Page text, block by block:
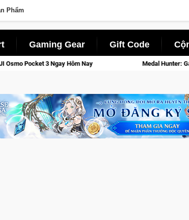
Phẩm
Gaming Gear Gift Code
Medal Hunter: Game bắn súng PvP tọa độ đỉnh